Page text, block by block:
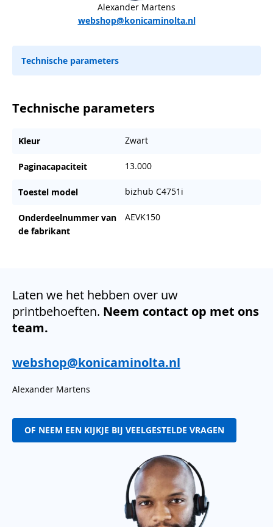
Alexander Martens
webshop@konicaminolta.nl
Technische parameters
Technische parameters
Kleur Zwart
Paginacapaciteit 13.000
Toestel model bizhub C4751i
Onderdeelnummer van
de fabrikant
AEVK150
Laten we het hebben over uw
printbehoeften. Neem contact op met ons
team.
webshop@konicaminolta.nl
Alexander Martens
OF NEEM EEN KIJKJE BIJ VEELGESTELDE VRAGEN